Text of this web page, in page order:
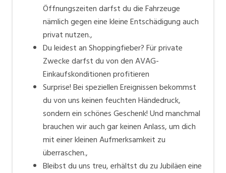
Öffnungszeiten darfst du die Fahrzeuge
nämlich gegen eine kleine Entschädigung auch
privat nutzen.,
Du leidest an Shoppingfieber? Für private
Zwecke darfst du von den AVAG-
Einkaufskonditionen profitieren
Surprise! Bei speziellen Ereignissen bekommst
du von uns keinen feuchten Händedruck,
sondern ein schönes Geschenk! Und manchmal
brauchen wir auch gar keinen Anlass, um dich
mit einer kleinen Aufmerksamkeit zu
überraschen.,
Bleibst du uns treu, erhältst du zu Jubiläen eine